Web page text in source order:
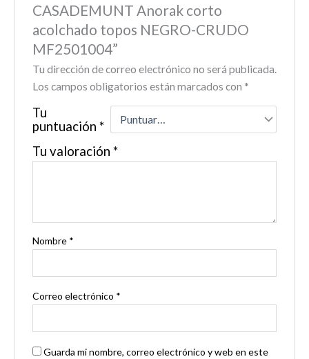
CASADEMUNT Anorak corto
acolchado topos NEGRO-CRUDO
MF2501004”
Tu dirección de correo electrónico no será publicada.
Los campos obligatorios están marcados con *
Tu
puntuación *
Tu valoración *
Nombre *
Correo electrónico *
Guarda mi nombre, correo electrónico y web en este